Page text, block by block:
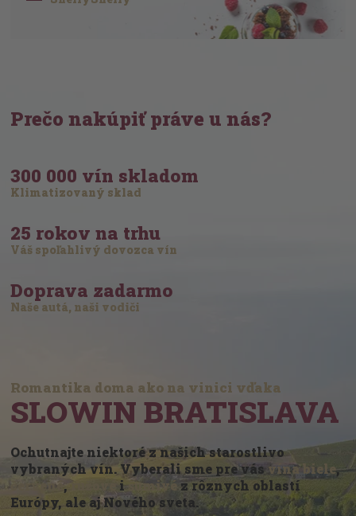
Prečo nakúpiť práve u nás?
300 000 vín skladom
Klimatizovaný sklad
25 rokov na trhu
Váš spoľahlivý dovozca vín
Doprava zadarmo
Naše autá, naši vodiči
Romantika doma ako na vinici vďaka
SLOWIN BRATISLAVA
Ochutnajte niektoré z našich starostlivo
vybraných vín. Vyberali sme pre vásvína biele,
červené, išumivé z rôznych oblastí
Európy, ale aj Nového sveta.